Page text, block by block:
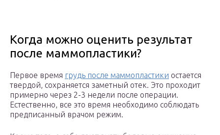
Когда можно оценить результат
после маммопластики?
Первое время грудь после маммопластики остается
твердой, сохраняется заметный отек. Это проходит
примерно через 2-3 недели после операции.
Естественно, все это время необходимо соблюдать
предписанный врачом режим.